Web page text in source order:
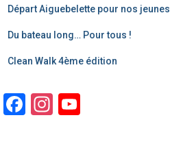
Départ Aiguebelette pour nos jeunes
Du bateau long… Pour tous !
Clean Walk 4ème édition
F
In Y